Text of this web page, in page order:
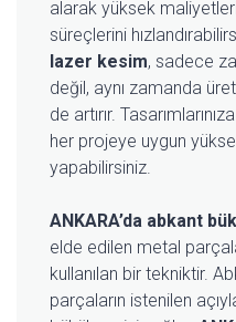
alarak yüksek
süreçlerini
lazer kesim, sadece
değil, aynı zamanda
de artırır.
her projeye uygun
yapabilirsiniz.
ANKARA’da abkant
elde edilen metal
kullanılan bir tekniktir.
parçaların istenilen